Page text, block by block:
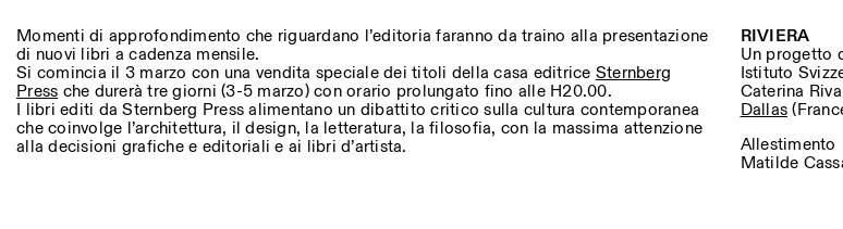
Blog
Organizzazione
Biblioteca
Momenti di approfondimento che riguardano l’editoria faranno da traino alla presentazione
di nuovi libri a cadenza mensile.
Si comincia il 3 marzo con una vendita speciale dei titoli della casa editrice Sternberg
Press che durerà tre giorni (3-5 marzo) con orario prolungato fino alle H20.00.
I libri editi da Sternberg Press alimentano un dibattito critico sulla cultura contemporanea
che coinvolge l’architettura, il design, la letteratura, la filosofia, con la massima attenzione
alla decisioni grafiche e editoriali e ai libri d’artista.
RIVIERA
Un progetto
Istituto
Caterina Riva
Dallas
Allestimento
Matilde